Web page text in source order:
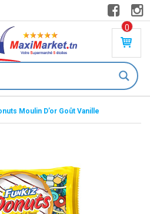
0
PR
DU
IT(
S)
Moulin D’or Goût Vanille